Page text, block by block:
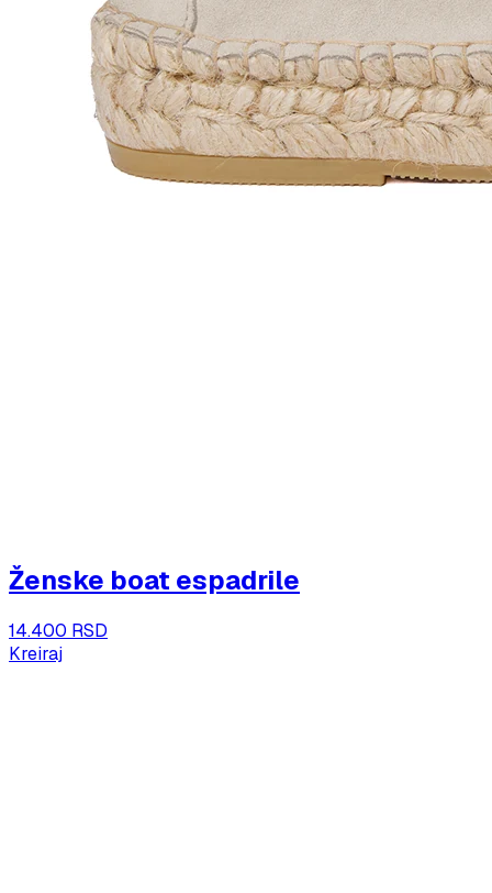
Ženske boat espadrile
14.400 RSD
Kreiraj